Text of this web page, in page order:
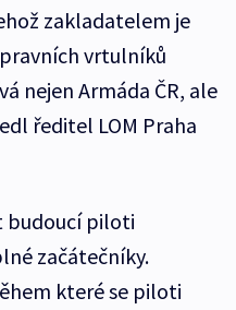
zakladatelem je
vrtulníků
nejen Armáda ČR, ale
ředitel LOM Praha
budoucí piloti
začátečníky.
které se piloti